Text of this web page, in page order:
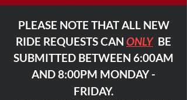
PLEASE NOTE THAT ALL NEW
RIDE REQUESTS CAN ONLY BE
SUBMITTED BETWEEN 6:00AM
AND 8:00PM MONDAY -
FRIDAY.